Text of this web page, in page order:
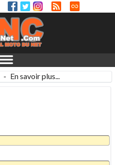
- En savoir plus...